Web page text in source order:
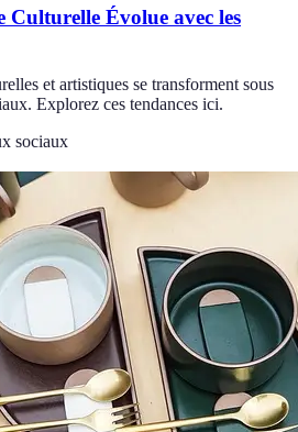
Évolue avec les
et artistiques se transforment sous
Explorez ces tendances ici.
sociaux